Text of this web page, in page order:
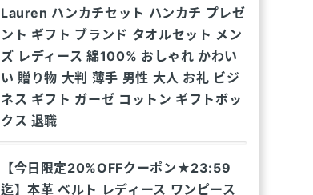
Lauren ハンカチセット ハンカチ プレゼ
ント ギフト ブランド タオルセット メン
ズ レディース 綿100% おしゃれ かわい
い 贈り物 大判 薄手 男性 大人 お礼 ビジ
ネス ギフト ガーゼ コットン ギフトボッ
クス 退職
【今日限定20%OFFクーポン★23:59
迄】本革 ベルト レディース ワンピース